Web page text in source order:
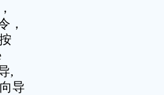
，
,
导